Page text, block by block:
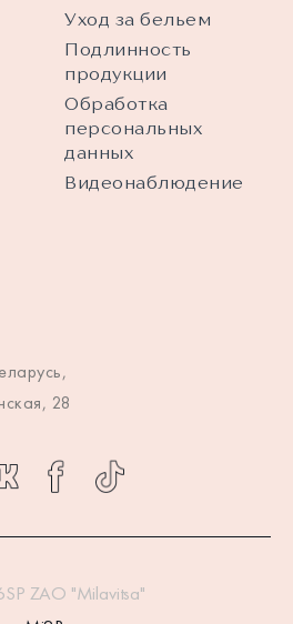
Уход за бельем
Подлинность
продукции
Обработка
персональных
данных
Видеонаблюдение
28
ZAO "Milavitsa"